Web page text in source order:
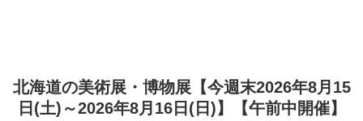
北海道の美術展・博物展【今週末2026年8月15
日(土)～2026年8月16日(日)】【午前中開催】